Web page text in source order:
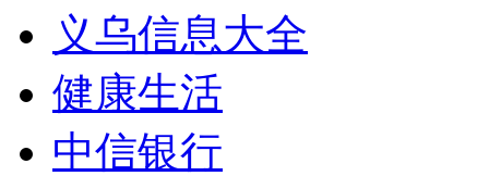
义乌信息大全
健康生活
中信银行